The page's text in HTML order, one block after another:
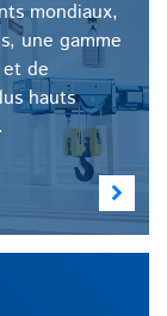
mondiaux,
une gamme
de
hauts